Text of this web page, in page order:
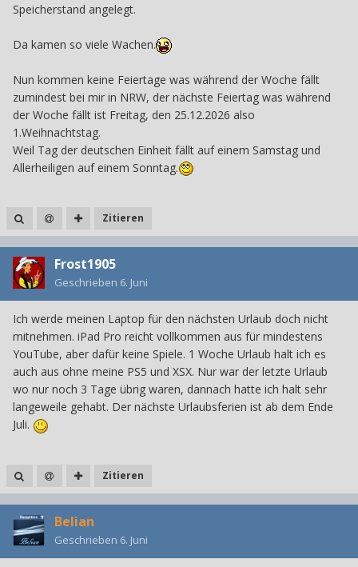
Speicherstand angelegt.
Da kamen so viele Wachen.
Nun kommen keine Feiertage was während der Woche fällt
zumindest bei mir in NRW, der nächste Feiertag was während
der Woche fällt ist Freitag, den 25.12.2026 also
1.Weihnachtstag.
Weil Tag der deutschen Einheit fällt auf einem Samstag und
Allerheiligen auf einem Sonntag.
Zitieren
Frost1905
Geschrieben 6. Juni
Ich werde meinen Laptop für den nächsten Urlaub doch nicht
mitnehmen. iPad Pro reicht vollkommen aus für mindestens
YouTube, aber dafür keine Spiele. 1 Woche Urlaub halt ich es
auch aus ohne meine PS5 und XSX. Nur war der letzte Urlaub
wo nur noch 3 Tage übrig waren, dannach hatte ich halt sehr
langeweile gehabt. Der nächste Urlaubsferien ist ab dem Ende
Juli.
Zitieren
Belian
Geschrieben 6. Juni